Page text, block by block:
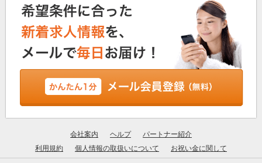
会社案内 ヘルプ
パートナー紹介
利用規約
個人情報の取扱いについて お祝い金に関して